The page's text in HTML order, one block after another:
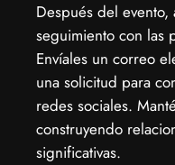
Después del
seguimiento con las
Envíales un correo
una solicitud para
redes sociales.
construyendo
significativas.